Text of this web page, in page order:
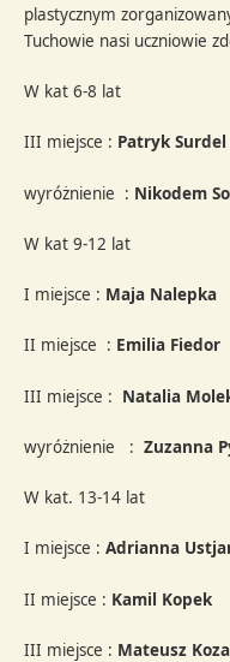
plastycznym
Tuchowie nasi uczniowie
W kat 6-8 lat
III miejsce : Patryk Surdel
wyróżnienie : Nikodem
W kat 9-12 lat
I miejsce : Maja Nalepka
II miejsce : Emilia Fiedor
III miejsce : Natalia
wyróżnienie : Zuzanna
W kat. 13-14 lat
I miejsce :Adrianna
II miejsce : Kamil Kopek
III miejsce : Mateusz Koza